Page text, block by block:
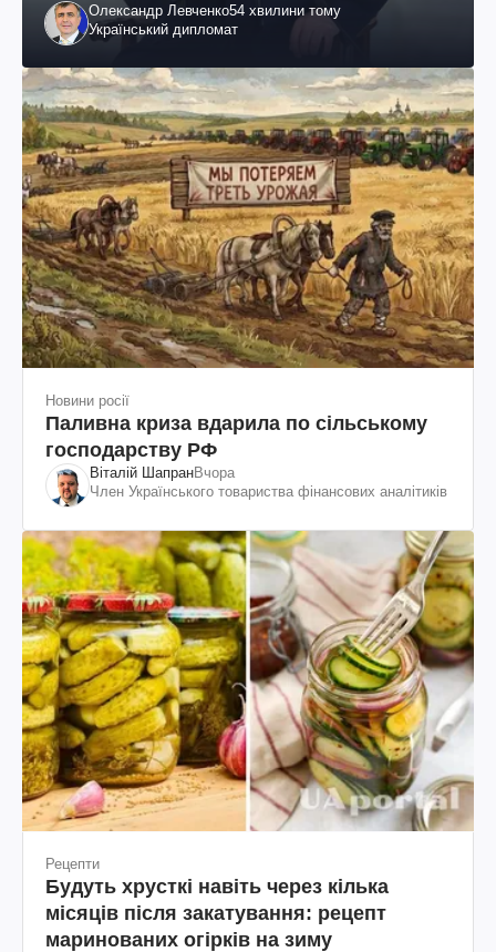
Олександр Левченко54 хвилини тому
Український дипломат
Новини росії
Паливна криза вдарила по сільському
господарству РФ
Віталій ШапранВчора
Член Українського товариства фінансових аналітиків
Рецепти
Будуть хрусткі навіть через кілька
місяців після закатування: рецепт
маринованих огірків на зиму